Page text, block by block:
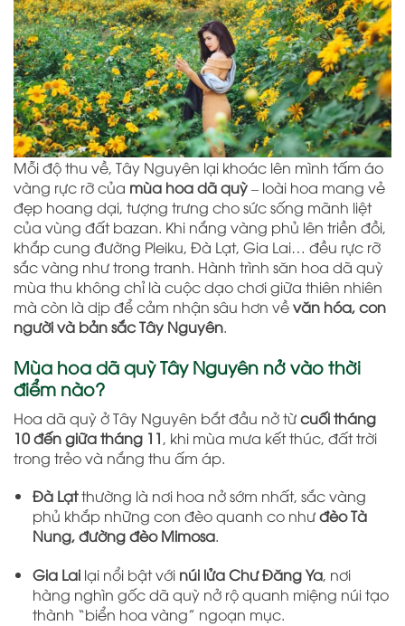
Mỗi độ thu về, Tây Nguyên lại khoác lên mình tấm áo
vàng rực rỡ của mùa hoa dã quỳ– loài hoa mang vẻ
đẹp hoang dại, tượng trưng cho sức sống mãnh liệt
của vùng đất bazan. Khi nắng vàng phủ lên triền đồi,
khắp cung đường Pleiku, Đà Lạt, Gia Lai… đều rực rỡ
sắc vàng như trong tranh. Hành trình săn hoa dã quỳ
mùa thu không chỉ là cuộc dạo chơi giữa thiên nhiên
mà còn là dịp để cảm nhận sâu hơn vềvăn hóa, con
người và bản sắc Tây Nguyên.
Mùa hoa dã quỳ Tây Nguyên nở vào thời
điểm nào?
Hoa dã quỳ ở Tây Nguyên bắt đầu nở từcuối tháng
10 đến giữa tháng 11, khi mùa mưa kết thúc, đất trời
trong trẻo và nắng thu ấm áp.
Đà Lạtthường là nơi hoa nở sớm nhất, sắc vàng
phủ khắp những con đèo quanh co nhưđèo Tà
Nung, đường đèo Mimosa.
Gia Lailại nổi bật với núi lửa Chư Đăng Ya, nơi
hàng nghìn gốc dã quỳ nở rộ quanh miệng núi tạo
thành “biển hoa vàng” ngoạn mục.